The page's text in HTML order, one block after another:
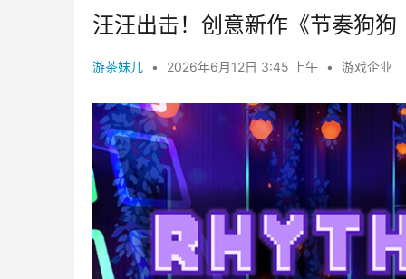
汪汪出击！创意新作《节奏狗
游茶妹儿 • 2026年6月12日 3:45 上午 • 游戏企业